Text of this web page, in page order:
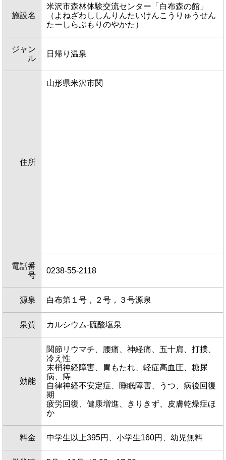
施設名
米沢市森林体験交流センター「白布森の館」
（よねざわししんりんたいけんこうりゅうせん
たーしらぶもりのやかた）
ジャン
ル
日帰り温泉
住所
山形県米沢市関
電話番
号
0238-55-2118
源泉 白布第１号，２号，３号源泉
泉質 カルシウム-硫酸塩泉
効能
関節リウマチ、腰痛、神経痛、五十肩、打撲、
冷え性
末梢神経障害、胃もたれ、軽症高血圧、糖尿
病、痔
自律神経不安定症、睡眠障害、うつ、病後回復
期
疲労回復、健康増進、きりきず、皮膚乾燥症ほ
か
料金 中学生以上395円、小学生160円、幼児無料